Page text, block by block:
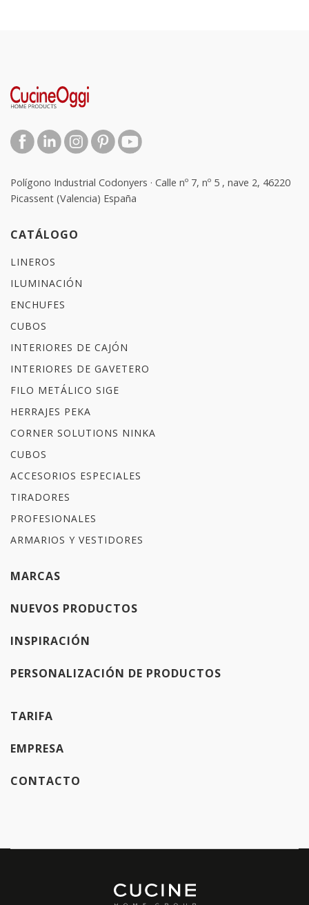
Polígono Industrial Codonyers · Calle nº 7, nº 5 , nave 2, 46220
Picassent (Valencia) España
CATÁLOGO
LINEROS
ILUMINACIÓN
ENCHUFES
CUBOS
INTERIORES DE CAJÓN
INTERIORES DE GAVETERO
FILO METÁLICO SIGE
HERRAJES PEKA
CORNER SOLUTIONS NINKA
CUBOS
ACCESORIOS ESPECIALES
TIRADORES
PROFESIONALES
ARMARIOS Y VESTIDORES
MARCAS
NUEVOS PRODUCTOS
INSPIRACIÓN
PERSONALIZACIÓN DE PRODUCTOS
TARIFA
EMPRESA
CONTACTO